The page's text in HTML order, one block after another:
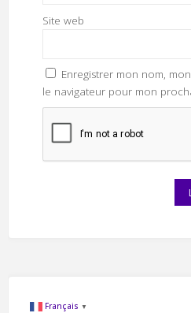
Site web
Enregistrer mon nom,
le navigateur pour mon
Français ▼